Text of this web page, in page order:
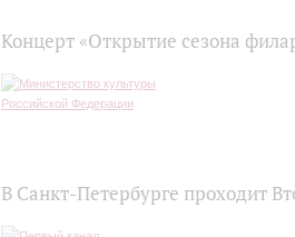
Концерт «Открытие сезона
В Санкт-Петербурге проходит